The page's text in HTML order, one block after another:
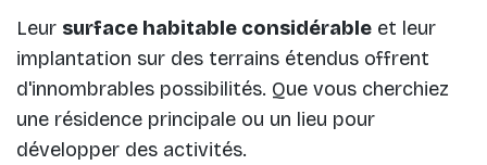
Leur surface habitable considérable et leur
implantation sur des terrains étendus offrent
d'innombrables possibilités. Que vous cherchiez
une résidence principale ou un lieu pour
développer des activités.